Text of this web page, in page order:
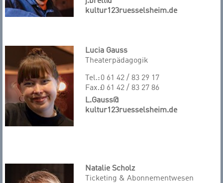
kultur123ruesselsheim.de
Lucia Gauss
Theaterpädagogik
Tel.:0 61 42 / 83 29 17
Fax.:0 61 42 / 83 27 86
L.Gauss@
kultur123ruesselsheim.de
Natalie Scholz
Ticketing & Abonnementwesen